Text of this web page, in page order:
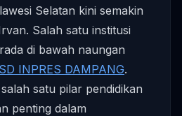
Selatan kini semakin
Salah satu institusi
di bawah naungan
SD INPRES DAMPANG.
satu pilar pendidikan
penting dalam